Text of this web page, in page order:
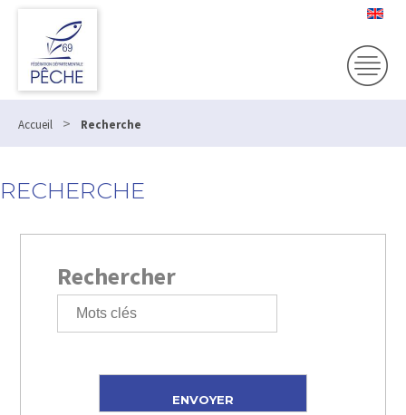
Accueil > Recherche
RECHERCHE
Rechercher